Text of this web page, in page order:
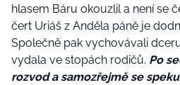
hlasem Báru okouzlil a není se
čert Uriáš z Anděla páně je
Společně pak vychovávali
vydala ve stopách rodičů. Po
rozvod a samozřejmě se